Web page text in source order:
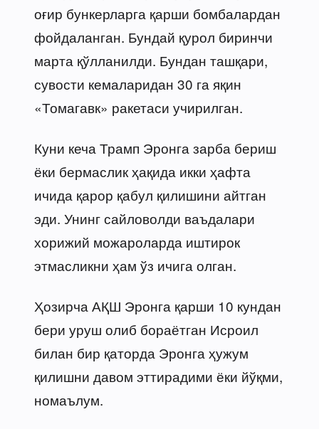
оғир бункерларга қарши бомбалардан
фойдаланган. Бундай қурол биринчи
марта қўлланилди. Бундан ташқари,
сувости кемаларидан 30 га яқин
«Томагавк» ракетаси учирилган.
Куни кеча Трамп Эронга зарба бериш
ёки бермаслик ҳақида икки ҳафта
ичида қарор қабул қилишини айтган
эди. Унинг сайловолди ваъдалари
хорижий можароларда иштирок
этмасликни ҳам ўз ичига олган.
Ҳозирча АҚШ Эронга қарши 10 кундан
бери уруш олиб бораётган Исроил
билан бир қаторда Эронга ҳужум
қилишни давом эттирадими ёки йўқми,
номаълум.